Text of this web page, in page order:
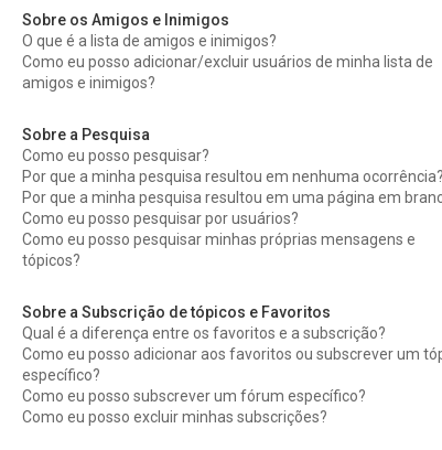
Sobre os Amigos e Inimigos
O que é a lista de amigos e inimigos?
Como eu posso adicionar/excluir usuários de minha lista de
amigos e inimigos?
Sobre a Pesquisa
Como eu posso pesquisar?
Por que a minha pesquisa resultou em nenhuma ocorrência?
Por que a minha pesquisa resultou em uma página em
Como eu posso pesquisar por usuários?
Como eu posso pesquisar minhas próprias mensagens e
tópicos?
Sobre a Subscrição de tópicos e Favoritos
Qual é a diferença entre os favoritos e a subscrição?
Como eu posso adicionar aos favoritos ou subscrever um
específico?
Como eu posso subscrever um fórum específico?
Como eu posso excluir minhas subscrições?